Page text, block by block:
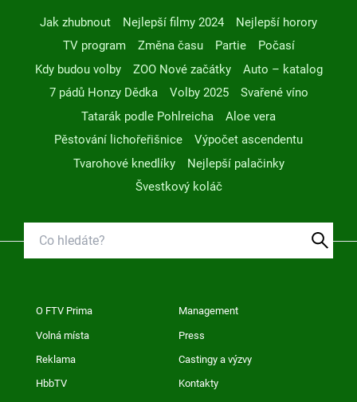
Jak zhubnout Nejlepší filmy 2024
Nejlepší horory
TV program
Změna času Partie
Počasí
Kdy budou volby
ZOO Nové začátky
Auto – katalog
7 pádů Honzy Dědka
Volby 2025
Svařené víno
Tatarák podle Pohlreicha
Aloe vera
Pěstování lichořeřišnice
Výpočet ascendentu
Tvarohové knedlíky
Nejlepší palačinky
Švestkový koláč
O FTV Prima Management
Volná místa Press
Reklama Castingy a výzvy
HbbTV Kontakty